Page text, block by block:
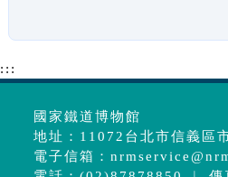
:::
國家鐵道博物館
地址：11072台北市信義區
電子信箱：